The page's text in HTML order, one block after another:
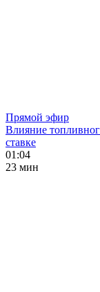
Прямой эфир
Влияние
ставке
01:04
23 мин